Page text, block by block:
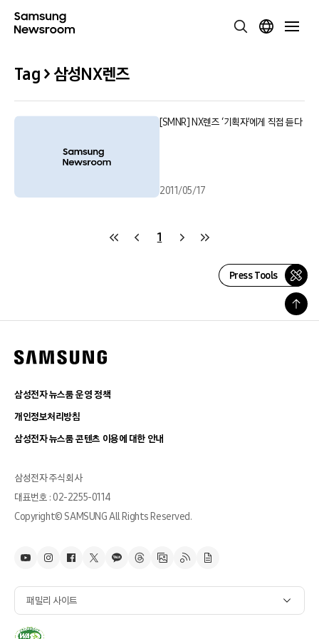
Tag > 삼성NX렌즈
[SMNR] NX렌즈 ‘기획자’에게 직접 듣다
2011/05/17
1
Press Tools
삼성전자 뉴스룸 운영 정책
개인정보처리방침
삼성전자 뉴스룸 콘텐츠 이용에 대한 안내
삼성전자 주식회사
대표번호 : 02-2255-0114
Copyright© SAMSUNG All Rights Reserved.
패밀리 사이트